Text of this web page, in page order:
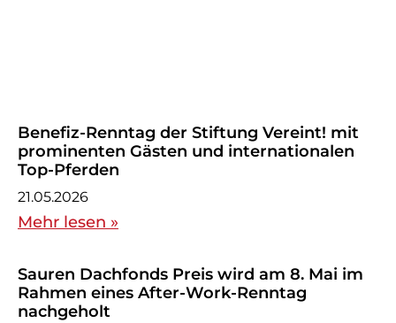
Benefiz-Renntag der Stiftung Vereint! mit
prominenten Gästen und internationalen
Top-Pferden
21.05.2026
Mehr lesen »
Sauren Dachfonds Preis wird am 8. Mai im
Rahmen eines After-Work-Renntag
nachgeholt